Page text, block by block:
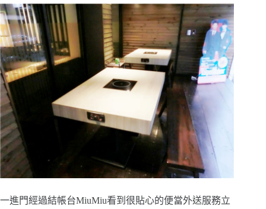
一進門經過結帳台MiuMiu看到很貼心的便當外送服務立